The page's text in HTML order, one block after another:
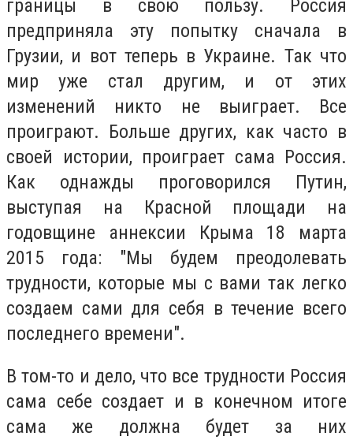
границы в свою пользу. Россия
предприняла эту попытку сначала в
Грузии, и вот теперь в Украине. Так что
мир уже стал другим, и от этих
изменений никто не выиграет. Все
проиграют. Больше других, как часто в
своей истории, проиграет сама Россия.
Как однажды проговорился Путин,
выступая на Красной площади на
годовщине аннексии Крыма 18 марта
2015 года: "Мы будем преодолевать
трудности, которые мы с вами так легко
создаем сами для себя в течение всего
последнего времени".
В том-то и дело, что все трудности Россия
сама себе создает и в конечном итоге
сама же должна будет за них